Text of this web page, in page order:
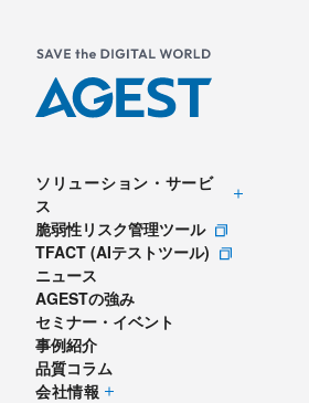
ソリューション・サービ
ス
脆弱性リスク管理ツール
TFACT (AIテストツール)
ニュース
AGESTの強み
セミナー・イベント
事例紹介
品質コラム
会社情報